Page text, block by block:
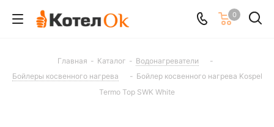
0
Главная - Каталог - Водонагреватели
-
Бойлеры косвенного нагрева
- Бойлер косвенного нагрева Kospel
Termo Top SWK White